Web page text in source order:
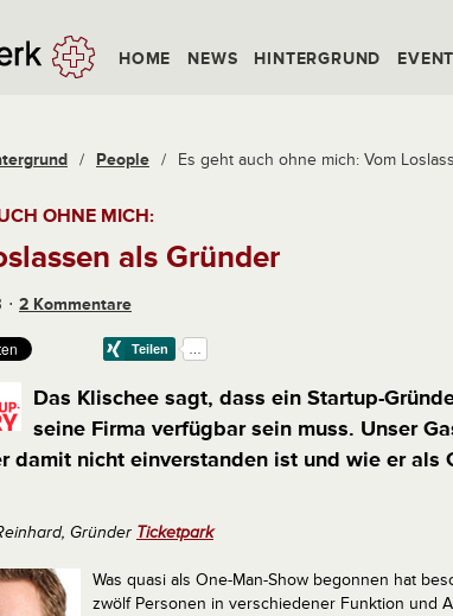
HOME NEWS HINTERGRUND
/ People / Es geht auch ohne mich: Vom
OHNE MICH:
als Gründer
2 Kommentare
Das Klischee sagt, dass ein Startup-
seine Firma verfügbar sein muss. Unser
damit nicht einverstanden ist und wie er als
Gründer Ticketpark
Was quasi als One-Man-Show begonnen hat
zwölf Personen in verschiedener Funktion und